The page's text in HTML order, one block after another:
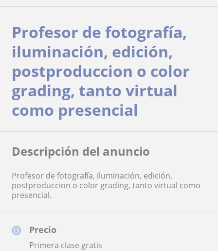
Precio
Primera clase gratis
Profesor de fotografía,
iluminación, edición,
postproduccion o color
grading, tanto virtual
como presencial
Descripción del anuncio
Profesor de fotografía, iluminación, edición,
postproduccion o color grading, tanto virtual como
presencial.